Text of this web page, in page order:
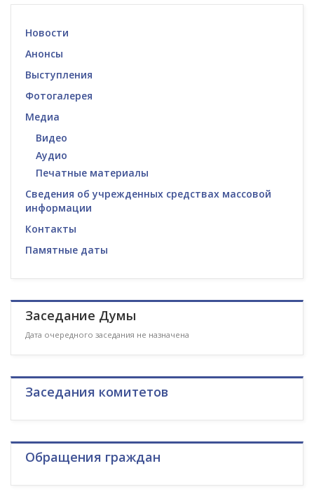
Новости
Анонсы
Выступления
Фотогалерея
Медиа
Видео
Аудио
Печатные материалы
Сведения об учрежденных средствах массовой
информации
Контакты
Памятные даты
Заседание Думы
Дата очередного заседания не назначена
Заседания комитетов
Обращения граждан